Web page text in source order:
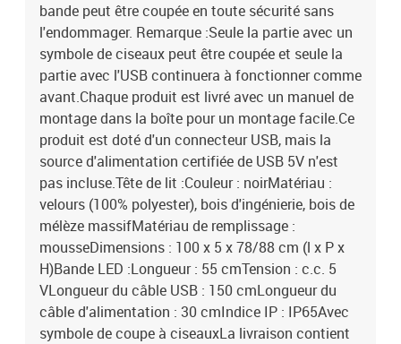
bande peut être coupée en toute sécurité sans
l'endommager. Remarque :Seule la partie avec un
symbole de ciseaux peut être coupée et seule la
partie avec l'USB continuera à fonctionner comme
avant.Chaque produit est livré avec un manuel de
montage dans la boîte pour un montage facile.Ce
produit est doté d'un connecteur USB, mais la
source d'alimentation certifiée de USB 5V n'est
pas incluse.Tête de lit :Couleur : noirMatériau :
velours (100% polyester), bois d'ingénierie, bois de
mélèze massifMatériau de remplissage :
mousseDimensions : 100 x 5 x 78/88 cm (l x P x
H)Bande LED :Longueur : 55 cmTension : c.c. 5
VLongueur du câble USB : 150 cmLongueur du
câble d'alimentation : 30 cmIndice IP : IP65Avec
symbole de coupe à ciseauxLa livraison contient